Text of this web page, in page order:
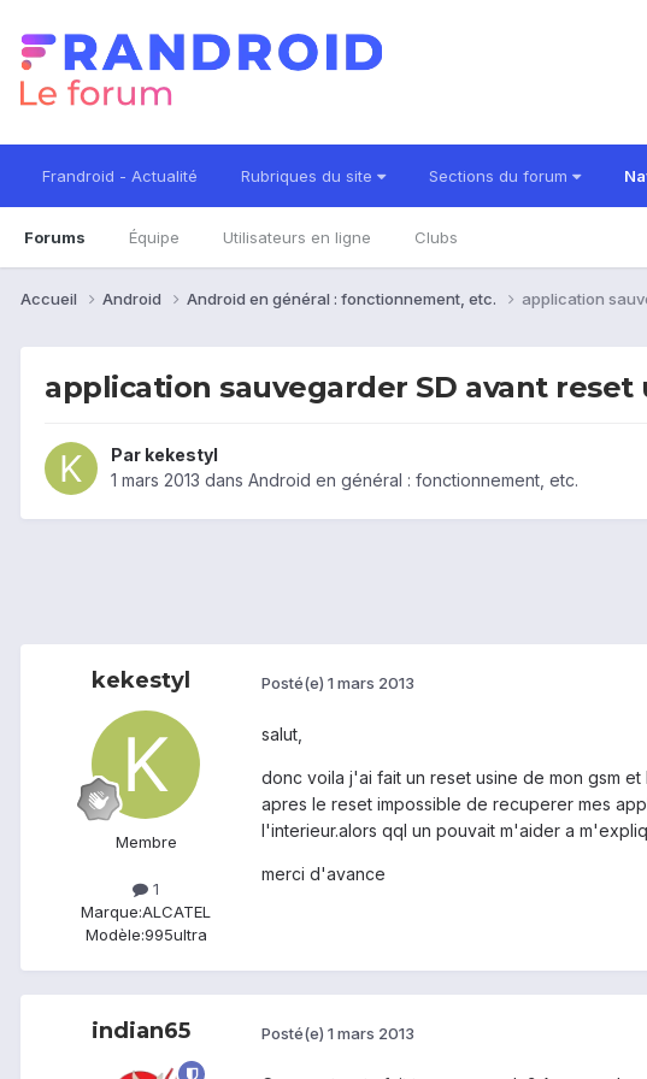
Frandroid - Actualité Rubriques du site Sections du forum
Forums Équipe Utilisateurs en ligne Clubs
Accueil Android Android en général : fonctionnement, etc. application
application sauvegarder SD avant reset
Par kekestyl
1 mars 2013 dans Android en général : fonctionnement, etc.
kekestyl
Membre
1
Marque:ALCATEL
Modèle:995ultra
Posté(e) 1 mars 2013
salut,
donc voila j'ai fait un reset usine de mon gsm
apres le reset impossible de recuperer mes
l'interieur.alors qql un pouvait m'aider a
merci d'avance
indian65 Posté(e) 1 mars 2013